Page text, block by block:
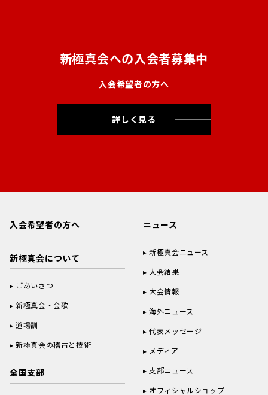
新極真会への入会者募集中
入会希望者の方へ
詳しく見る
入会希望者の方へ
新極真会について
ごあいさつ
新極真会・会歌
道場訓
新極真会の稽古と技術
全国支部
ニュース
新極真会ニュース
大会結果
大会情報
海外ニュース
代表メッセージ
メディア
支部ニュース
オフィシャルショップ